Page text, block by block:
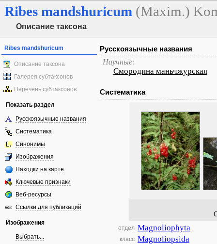
Ribes mandshuricum (Maxim.)
Описание таксона
Ribes mandshuricum
Описание таксона
Галерея субтаксонов
Перечень субтаксонов
Показать раздел
Русскоязычные названия
Систематика
Синонимы
Изображения
Находки на карте
Ключевые признаки
Веб-ресурсы
Ссылки для публикаций
Изображения
Выбрать...
Русскоязычные названия
Научные:
Смородина маньчжурская
Систематика
отдел Magnoliophyta
класс Magnoliopsida